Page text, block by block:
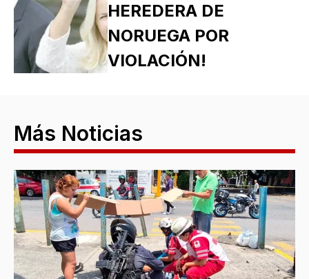
HEREDERA DE
NORUEGA POR
VIOLACIÓN!
Más Noticias